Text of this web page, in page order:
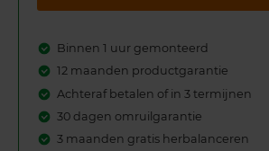
Binnen 1 uur gemonteerd
12 maanden productgarantie
Achteraf betalen of in 3 termijnen
30 dagen omruilgarantie
3 maanden gratis herbalanceren